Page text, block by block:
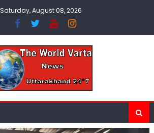
Saturday, August 08, 2026